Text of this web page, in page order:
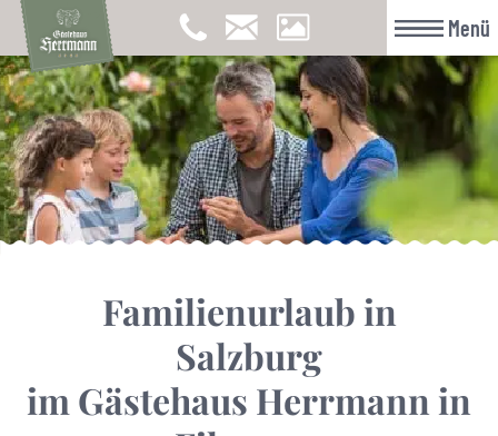
Menü
Familienurlaub in
Salzburg
im Gästehaus Herrmann in